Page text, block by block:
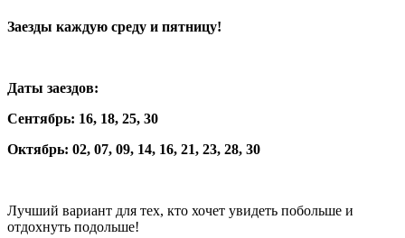
Заезды каждую среду и пятницу!
Даты заездов:
Сентябрь: 16, 18, 25, 30
Октябрь: 02, 07, 09, 14, 16, 21, 23, 28, 30
Лучший вариант для тех, кто хочет увидеть побольше и
отдохнуть подольше!